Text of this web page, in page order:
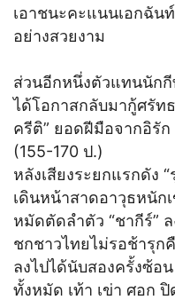
เอาชนะคะแนนเอกฉัน
อย่างสวยงาม
ส่วนอีกหนึ่งตัวแทนนักกี
ได้โอกาสกลับมากู้ศรัท
ครีติ” ยอดฝีมือจากอิรั
(155-170 ป.)
หลังเสียงระยกแรกดัง
เดินหน้าสาดอาวุธหนัก
หมัดตัดลำตัว “ชากีร์”
ชกชาวไทยไม่รอช้ารุก
ลงไปได้นับสองครั้งซ้อ
ทั้งหมัด เท้า เข่า ศอก ปิ